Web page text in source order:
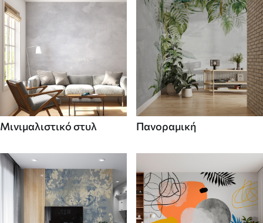
Μινιμαλιστικό στυλ Πανοραμική